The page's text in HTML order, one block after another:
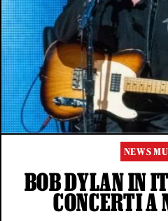
NEWS
BOB DYLAN IN
CONCERTI A